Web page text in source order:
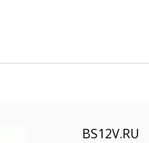
BS12V.RU